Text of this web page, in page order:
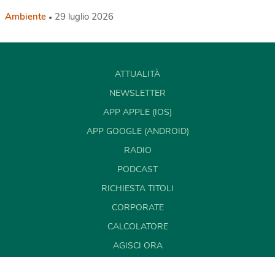
Ambiente 29 luglio 2026
ATTUALITÀ
NEWSLETTER
APP APPLE (IOS)
APP GOOGLE (ANDROID)
RADIO
PODCAST
RICHIESTA TITOLI
CORPORATE
CALCOLATORE
AGISCI ORA